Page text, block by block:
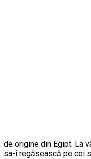
de origine din Egipt. La
sa-i regăsească pe cei